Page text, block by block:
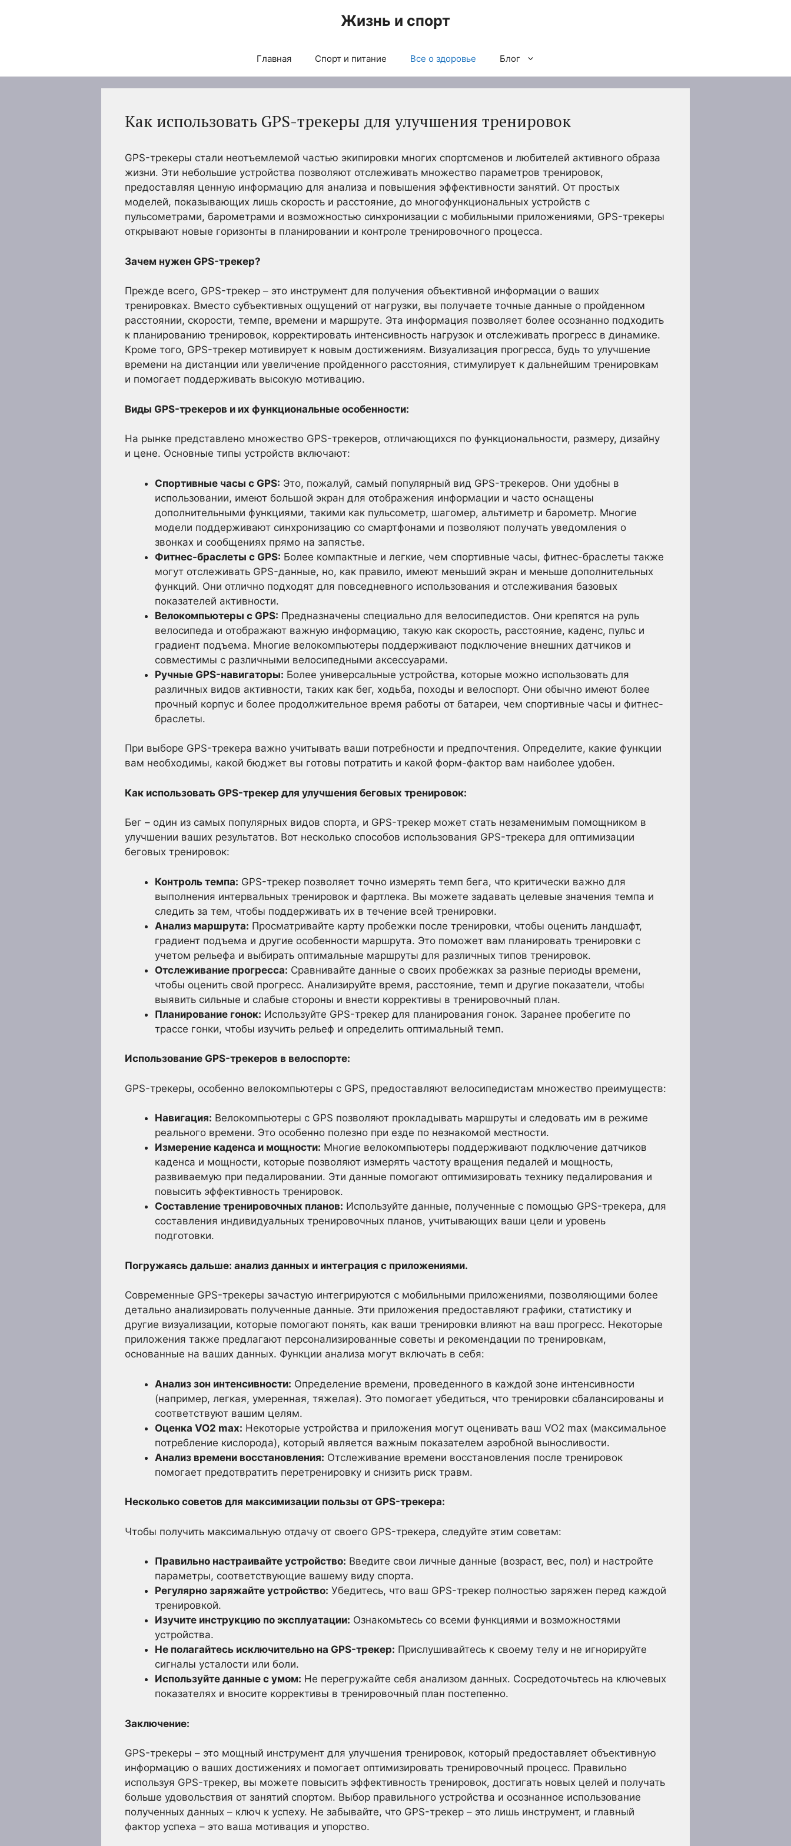
Жизнь и спорт
Главная Спорт и питание Все о здоровье Блог
Как использовать GPS-трекеры для улучшения тренировок
GPS-трекеры стали неотъемлемой частью экипировки многих спортсменов и любителей активного образа
жизни. Эти небольшие устройства позволяют отслеживать множество параметров тренировок,
предоставляя ценную информацию для анализа и повышения эффективности занятий. От простых
моделей, показывающих лишь скорость и расстояние, до многофункциональных устройств с
пульсометрами, барометрами и возможностью синхронизации с мобильными приложениями, GPS-трекеры
открывают новые горизонты в планировании и контроле тренировочного процесса.
Зачем нужен GPS-трекер?
Прежде всего, GPS-трекер – это инструмент для получения объективной информации о ваших
тренировках. Вместо субъективных ощущений от нагрузки, вы получаете точные данные о пройденном
расстоянии, скорости, темпе, времени и маршруте. Эта информация позволяет более осознанно подходить
к планированию тренировок, корректировать интенсивность нагрузок и отслеживать прогресс в динамике.
Кроме того, GPS-трекер мотивирует к новым достижениям. Визуализация прогресса, будь то улучшение
времени на дистанции или увеличение пройденного расстояния, стимулирует к дальнейшим тренировкам
и помогает поддерживать высокую мотивацию.
Виды GPS-трекеров и их функциональные особенности:
На рынке представлено множество GPS-трекеров, отличающихся по функциональности, размеру, дизайну
и цене. Основные типы устройств включают:
Спортивные часы с GPS: Это, пожалуй, самый популярный вид GPS-трекеров. Они удобны в
использовании, имеют большой экран для отображения информации и часто оснащены
дополнительными функциями, такими как пульсометр, шагомер, альтиметр и барометр. Многие
модели поддерживают синхронизацию со смартфонами и позволяют получать уведомления о
звонках и сообщениях прямо на запястье.
Фитнес-браслеты с GPS: Более компактные и легкие, чем спортивные часы, фитнес-браслеты также
могут отслеживать GPS-данные, но, как правило, имеют меньший экран и меньше дополнительных
функций. Они отлично подходят для повседневного использования и отслеживания базовых
показателей активности.
Велокомпьютеры с GPS: Предназначены специально для велосипедистов. Они крепятся на руль
велосипеда и отображают важную информацию, такую как скорость, расстояние, каденс, пульс и
градиент подъема. Многие велокомпьютеры поддерживают подключение внешних датчиков и
совместимы с различными велосипедными аксессуарами.
Ручные GPS-навигаторы: Более универсальные устройства, которые можно использовать для
различных видов активности, таких как бег, ходьба, походы и велоспорт. Они обычно имеют более
прочный корпус и более продолжительное время работы от батареи, чем спортивные часы и фитнес-
браслеты.
При выборе GPS-трекера важно учитывать ваши потребности и предпочтения. Определите, какие функции
вам необходимы, какой бюджет вы готовы потратить и какой форм-фактор вам наиболее удобен.
Как использовать GPS-трекер для улучшения беговых тренировок:
Бег – один из самых популярных видов спорта, и GPS-трекер может стать незаменимым помощником в
улучшении ваших результатов. Вот несколько способов использования GPS-трекера для оптимизации
беговых тренировок:
Контроль темпа: GPS-трекер позволяет точно измерять темп бега, что критически важно для
выполнения интервальных тренировок и фартлека. Вы можете задавать целевые значения темпа и
следить за тем, чтобы поддерживать их в течение всей тренировки.
Анализ маршрута: Просматривайте карту пробежки после тренировки, чтобы оценить ландшафт,
градиент подъема и другие особенности маршрута. Это поможет вам планировать тренировки с
учетом рельефа и выбирать оптимальные маршруты для различных типов тренировок.
Отслеживание прогресса: Сравнивайте данные о своих пробежках за разные периоды времени,
чтобы оценить свой прогресс. Анализируйте время, расстояние, темп и другие показатели, чтобы
выявить сильные и слабые стороны и внести коррективы в тренировочный план.
Планирование гонок: Используйте GPS-трекер для планирования гонок. Заранее пробегите по
трассе гонки, чтобы изучить рельеф и определить оптимальный темп.
Использование GPS-трекеров в велоспорте:
GPS-трекеры, особенно велокомпьютеры с GPS, предоставляют велосипедистам множество преимуществ:
Навигация: Велокомпьютеры с GPS позволяют прокладывать маршруты и следовать им в режиме
реального времени. Это особенно полезно при езде по незнакомой местности.
Измерение каденса и мощности: Многие велокомпьютеры поддерживают подключение датчиков
каденса и мощности, которые позволяют измерять частоту вращения педалей и мощность,
развиваемую при педалировании. Эти данные помогают оптимизировать технику педалирования и
повысить эффективность тренировок.
Составление тренировочных планов: Используйте данные, полученные с помощью GPS-трекера, для
составления индивидуальных тренировочных планов, учитывающих ваши цели и уровень
подготовки.
Погружаясь дальше: анализ данных и интеграция с приложениями.
Современные GPS-трекеры зачастую интегрируются с мобильными приложениями, позволяющими более
детально анализировать полученные данные. Эти приложения предоставляют графики, статистику и
другие визуализации, которые помогают понять, как ваши тренировки влияют на ваш прогресс. Некоторые
приложения также предлагают персонализированные советы и рекомендации по тренировкам,
основанные на ваших данных. Функции анализа могут включать в себя:
Анализ зон интенсивности: Определение времени, проведенного в каждой зоне интенсивности
(например, легкая, умеренная, тяжелая). Это помогает убедиться, что тренировки сбалансированы и
соответствуют вашим целям.
Оценка VO2 max: Некоторые устройства и приложения могут оценивать ваш VO2 max (максимальное
потребление кислорода), который является важным показателем аэробной выносливости.
Анализ времени восстановления: Отслеживание времени восстановления после тренировок
помогает предотвратить перетренировку и снизить риск травм.
Несколько советов для максимизации пользы от GPS-трекера:
Чтобы получить максимальную отдачу от своего GPS-трекера, следуйте этим советам:
Правильно настраивайте устройство: Введите свои личные данные (возраст, вес, пол) и настройте
параметры, соответствующие вашему виду спорта.
Регулярно заряжайте устройство: Убедитесь, что ваш GPS-трекер полностью заряжен перед каждой
тренировкой.
Изучите инструкцию по эксплуатации: Ознакомьтесь со всеми функциями и возможностями
устройства.
Не полагайтесь исключительно на GPS-трекер: Прислушивайтесь к своему телу и не игнорируйте
сигналы усталости или боли.
Используйте данные с умом: Не перегружайте себя анализом данных. Сосредоточьтесь на ключевых
показателях и вносите коррективы в тренировочный план постепенно.
Заключение:
GPS-трекеры – это мощный инструмент для улучшения тренировок, который предоставляет объективную
информацию о ваших достижениях и помогает оптимизировать тренировочный процесс. Правильно
используя GPS-трекер, вы можете повысить эффективность тренировок, достигать новых целей и получать
больше удовольствия от занятий спортом. Выбор правильного устройства и осознанное использование
полученных данных – ключ к успеху. Не забывайте, что GPS-трекер – это лишь инструмент, и главный
фактор успеха – это ваша мотивация и упорство.